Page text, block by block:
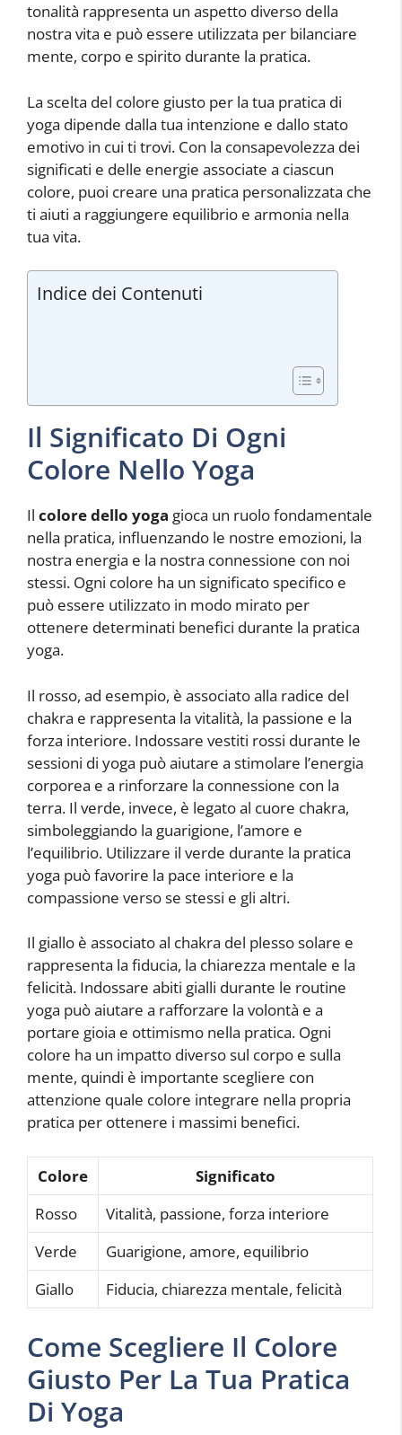
tonalità rappresenta un aspetto diverso della
nostra vita e può essere utilizzata per bilanciare
mente, corpo e spirito durante la pratica.
La scelta del colore giusto per la tua pratica di
yoga dipende dalla tua intenzione e dallo stato
emotivo in cui ti trovi. Con la consapevolezza dei
significati e delle energie associate a ciascun
colore, puoi creare una pratica personalizzata che
ti aiuti a raggiungere equilibrio e armonia nella
tua vita.
Indice dei Contenuti
Il Significato Di Ogni
Colore Nello Yoga
Il colore dello yoga gioca un ruolo fondamentale
nella pratica, influenzando le nostre emozioni, la
nostra energia e la nostra connessione con noi
stessi. Ogni colore ha un significato specifico e
può essere utilizzato in modo mirato per
ottenere determinati benefici durante la pratica
yoga.
Il rosso, ad esempio, è associato alla radice del
chakra e rappresenta la vitalità, la passione e la
forza interiore. Indossare vestiti rossi durante le
sessioni di yoga può aiutare a stimolare l’energia
corporea e a rinforzare la connessione con la
terra. Il verde, invece, è legato al cuore chakra,
simboleggiando la guarigione, l’amore e
l’equilibrio. Utilizzare il verde durante la pratica
yoga può favorire la pace interiore e la
compassione verso se stessi e gli altri.
Il giallo è associato al chakra del plesso solare e
rappresenta la fiducia, la chiarezza mentale e la
felicità. Indossare abiti gialli durante le routine
yoga può aiutare a rafforzare la volontà e a
portare gioia e ottimismo nella pratica. Ogni
colore ha un impatto diverso sul corpo e sulla
mente, quindi è importante scegliere con
attenzione quale colore integrare nella propria
pratica per ottenere i massimi benefici.
Colore
Significato
Rosso
Vitalità, passione, forza interiore
Verde
Guarigione, amore, equilibrio
Giallo
Fiducia, chiarezza mentale, felicità
Come Scegliere Il Colore
Giusto Per La Tua Pratica
Di Yoga